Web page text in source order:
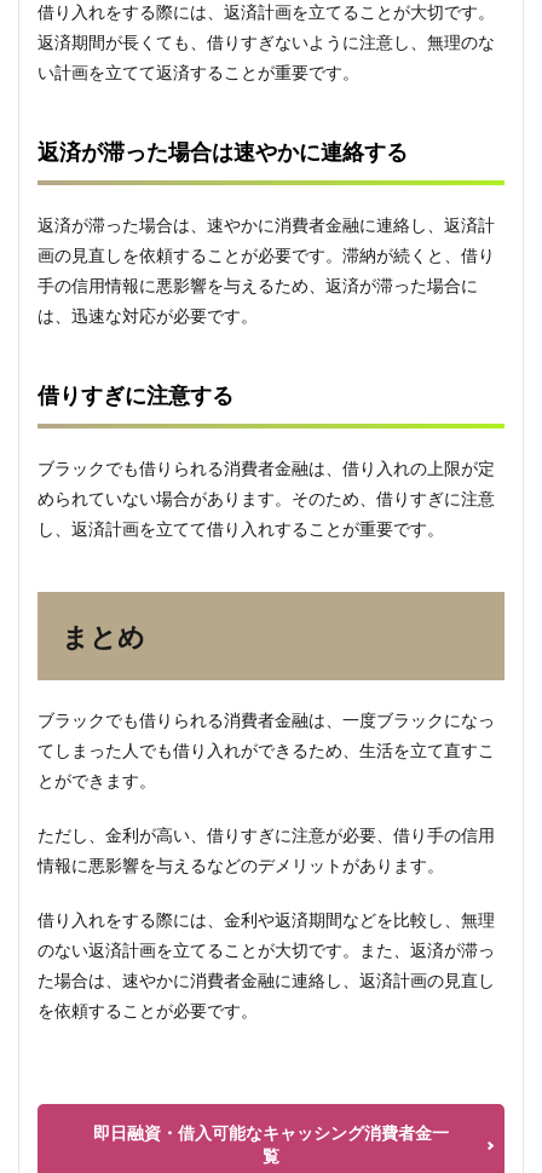
借り入れをする際には、返済計画を立てることが大切です。
返済期間が長くても、借りすぎないように注意し、無理のな
い計画を立てて返済することが重要です。
返済が滞った場合は速やかに連絡する
返済が滞った場合は、速やかに消費者金融に連絡し、返済計
画の見直しを依頼することが必要です。滞納が続くと、借り
手の信用情報に悪影響を与えるため、返済が滞った場合に
は、迅速な対応が必要です。
借りすぎに注意する
ブラックでも借りられる消費者金融は、借り入れの上限が定
められていない場合があります。そのため、借りすぎに注意
し、返済計画を立てて借り入れすることが重要です。
まとめ
ブラックでも借りられる消費者金融は、一度ブラックになっ
てしまった人でも借り入れができるため、生活を立て直すこ
とができます。
ただし、金利が高い、借りすぎに注意が必要、借り手の信用
情報に悪影響を与えるなどのデメリットがあります。
借り入れをする際には、金利や返済期間などを比較し、無理
のない返済計画を立てることが大切です。また、返済が滞っ
た場合は、速やかに消費者金融に連絡し、返済計画の見直し
を依頼することが必要です。
即日融資・借入可能なキャッシング消費者金一
覧